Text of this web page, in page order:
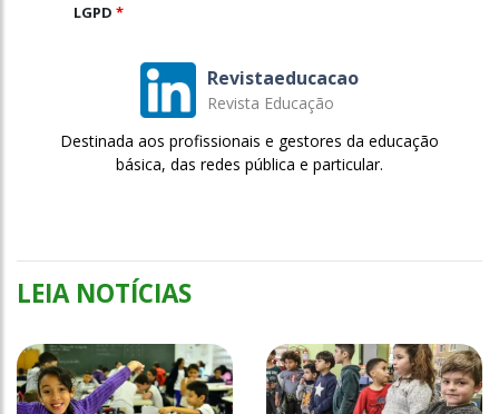
LGPD *
Revistaeducacao
Revista Educação
Destinada aos profissionais e gestores da educação
básica, das redes pública e particular.
LEIA NOTÍCIAS